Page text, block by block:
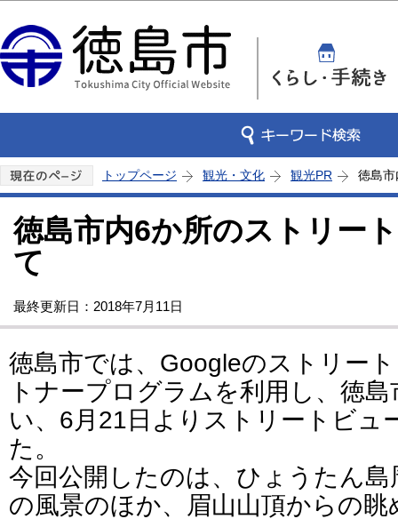
トップページ 観光・文化 観光PR 徳島
徳島市内6か所のストリー
て
最終更新日：2018年7月11日
徳島市では、Googleのストリー
トナープログラムを利用し、徳
い、6月21日よりストリートビュ
た。
今回公開したのは、ひょうたん
の風景のほか、眉山山頂からの